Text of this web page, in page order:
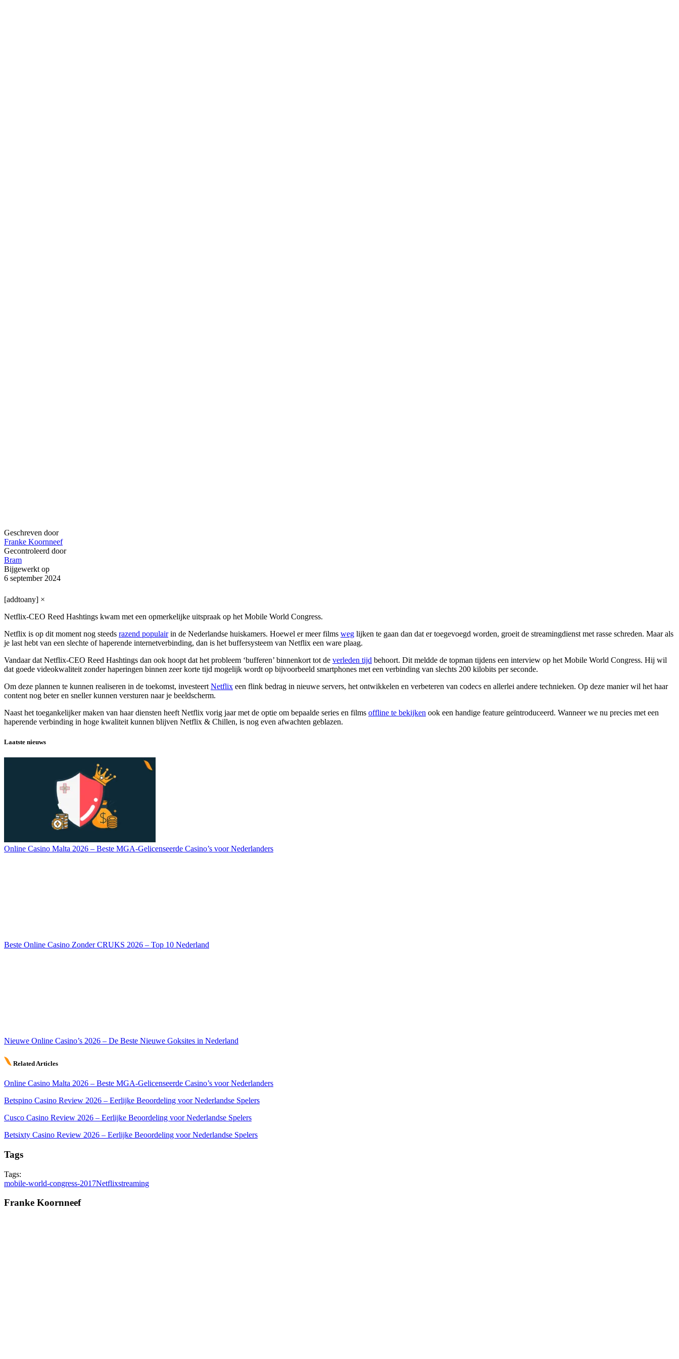
Geschreven door
Franke Koornneef
Gecontroleerd door
Bram
Bijgewerkt op
6 september 2024
[addtoany] ×
Netflix-CEO Reed Hashtings kwam met een opmerkelijke uitspraak op het Mobile World Congress.
Netflix is op dit moment nog steeds razend populairin de Nederlandse huiskamers. Hoewel er meer films weg lijken te gaan dan dat er toegevoegd worden, groeit de streamingdienst met rasse schreden. Maar als
je last hebt van een slechte of haperende internetverbinding, dan is het buffersysteem van Netflix een ware plaag.
Vandaar dat Netflix-CEO Reed Hashtings dan ook hoopt dat het probleem ‘bufferen’ binnenkort tot de verleden tijd behoort. Dit meldde de topman tijdens een interview op het Mobile World Congress. Hij wil
dat goede videokwaliteit zonder haperingen binnen zeer korte tijd mogelijk wordt op bijvoorbeeld smartphones met een verbinding van slechts 200 kilobits per seconde.
Om deze plannen te kunnen realiseren in de toekomst, investeertNetflix een flink bedrag in nieuwe servers, het ontwikkelen en verbeteren van codecs en allerlei andere technieken. Op deze manier wil het haar
content nog beter en sneller kunnen versturen naar je beeldscherm.
Naast het toegankelijker maken van haar diensten heeft Netflix vorig jaar met de optie om bepaalde series en films offline te bekijken ook een handige feature geïntroduceerd. Wanneer we nu precies met een
haperende verbinding in hoge kwaliteit kunnen blijven Netflix & Chillen, is nog even afwachten geblazen.
Laatste nieuws
Online Casino Malta 2026 – Beste MGA-Gelicenseerde Casino’s voor Nederlanders
Beste Online Casino Zonder CRUKS 2026 – Top 10 Nederland
Nieuwe Online Casino’s 2026 – De Beste Nieuwe Goksites in Nederland
Related Articles
Online Casino Malta 2026 – Beste MGA-Gelicenseerde Casino’s voor Nederlanders
Betspino Casino Review 2026 – Eerlijke Beoordeling voor Nederlandse Spelers
Cusco Casino Review 2026 – Eerlijke Beoordeling voor Nederlandse Spelers
Betsixty Casino Review 2026 – Eerlijke Beoordeling voor Nederlandse Spelers
Tags
Tags:
mobile-world-congress-2017Netflixstreaming
Franke Koornneef